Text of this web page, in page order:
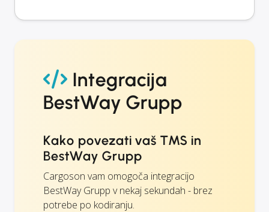
Integracija
BestWay Grupp
Kako povezati vaš TMS in
BestWay Grupp
Cargoson vam omogoča integracijo
BestWay Grupp v nekaj sekundah - brez
potrebe po kodiranju.